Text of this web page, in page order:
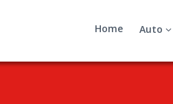
Home Auto